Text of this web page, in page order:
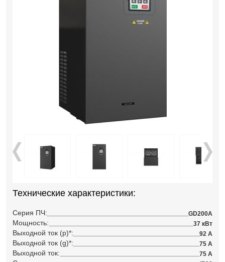
Технические характеристики:
Серия ПЧ: GD200A
Мощность: 37 кВт
Выходной ток (p)*: 92 А
Выходной ток (g)*: 75 А
Выходной ток: 75 А